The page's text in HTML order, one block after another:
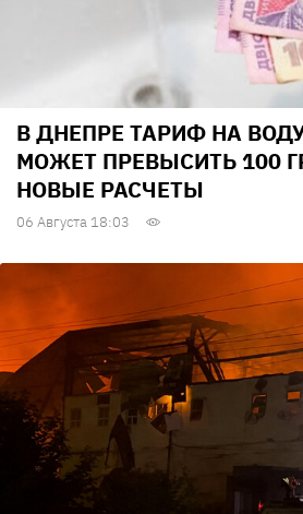
В ДНЕПРЕ ТАРИФ НА
МОЖЕТ ПРЕВЫСИТЬ 100
НОВЫЕ РАСЧЕТЫ
06 Августа 18:03